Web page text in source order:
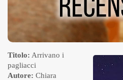
Titolo: Arrivano i
pagliacci
Autore: Chiara